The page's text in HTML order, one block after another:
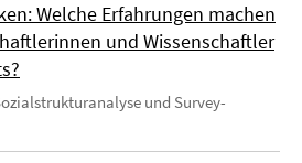
Welche Erfahrungen machen
und Wissenschaftler
und Survey-